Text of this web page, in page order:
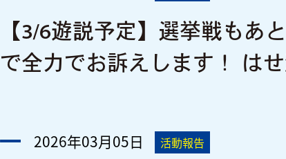
【3/6遊説予定】選挙戦もあ
で全力でお訴えします！ は
2026年03月05日 活動報告